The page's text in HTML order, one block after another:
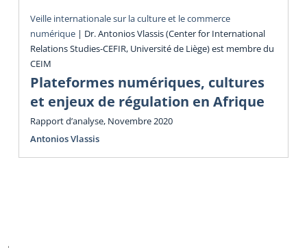
Veille internationale sur la culture et le commerce
numérique | Dr. Antonios Vlassis (Center for International
Relations Studies-CEFIR, Université de Liège) est membre du
CEIM
Plateformes numériques, cultures
et enjeux de régulation en Afrique
Rapport d’analyse, Novembre 2020
Antonios Vlassis